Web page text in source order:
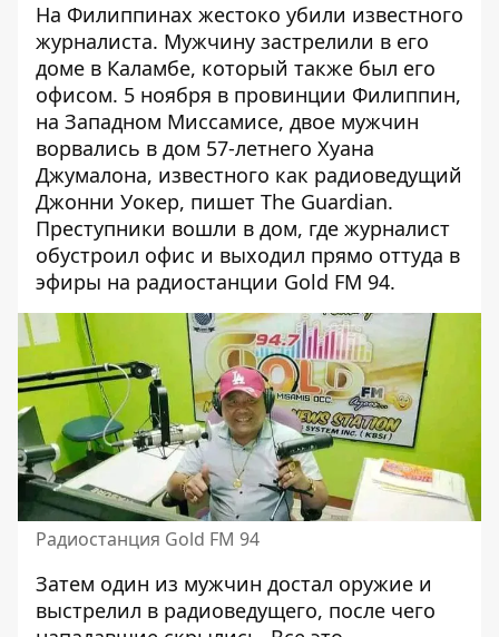
На Филиппинах жестоко убили известного
журналиста. Мужчину застрелили в его
доме в Каламбе, который также был его
офисом. 5 ноября в провинции Филиппин,
на Западном Миссамисе, двое мужчин
ворвались в дом 57-летнего Хуана
Джумалона, известного как радиоведущий
Джонни Уокер, пишет Тhe Guardian.
Преступники вошли в дом, где журналист
обустроил офис и выходил прямо оттуда в
эфиры на радиостанции Gold FM 94.
Радиостанция Gold FM 94
Затем один из мужчин достал оружие и
выстрелил в радиоведущего, после чего